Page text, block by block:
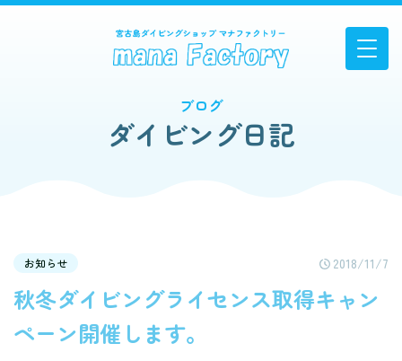
ブログ
ダイビング日記
お知らせ 2018/11/7
秋冬ダイビングライセンス取得キャン
ペーン開催します。